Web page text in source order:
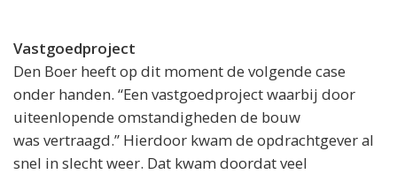
Vastgoedproject
Den Boer heeft op dit moment de volgende case
onder handen. “Een vastgoedproject waarbij door
uiteenlopende omstandigheden de bouw
was vertraagd.” Hierdoor kwam de opdrachtgever al
snel in slecht weer. Dat kwam doordat veel